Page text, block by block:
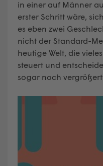
in einer auf Männer
erster Schritt wäre,
es eben zwei
nicht der Standard-
heutige Welt, die
steuert und
sogar noch vergrößert.